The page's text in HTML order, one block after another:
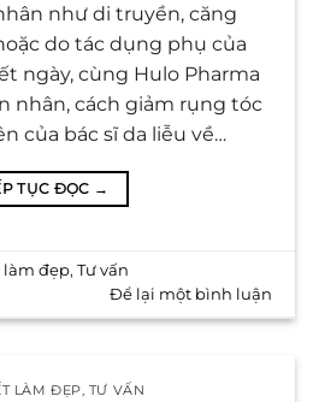
như di truyền, căng
do tác dụng phụ của
ngày, cùng Hulo Pharma
nhân, cách giảm rụng tóc
của bác sĩ da liễu về…
TỤC ĐỌC →
làm đẹp,Tư vấn
Để lại một bình luận
LÀM ĐẸP, TƯ VẤN